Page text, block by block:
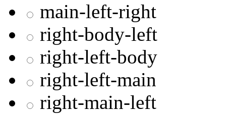
main-left-right
right-body-left
right-left-body
right-left-main
right-main-left